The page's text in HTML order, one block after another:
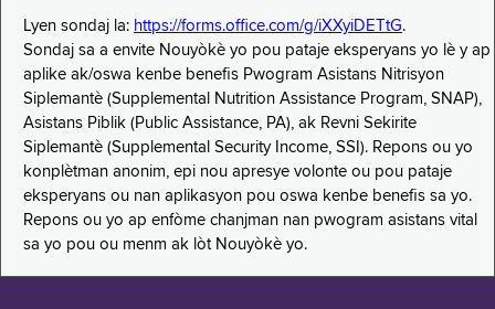
Lyen sondaj la: https://forms.office.com/g/iXXyiDETtG.
Sondaj sa a envite Nouyòkè yo pou pataje eksperyans yo lè y ap
aplike ak/oswa kenbe benefis Pwogram Asistans Nitrisyon
Siplemantè (Supplemental Nutrition Assistance Program, SNAP),
Asistans Piblik (Public Assistance, PA), ak Revni Sekirite
Siplemantè (Supplemental Security Income, SSI). Repons ou yo
konplètman anonim, epi nou apresye volonte ou pou pataje
eksperyans ou nan aplikasyon pou oswa kenbe benefis sa yo.
Repons ou yo ap enfòme chanjman nan pwogram asistans vital
sa yo pou ou menm ak lòt Nouyòkè yo.